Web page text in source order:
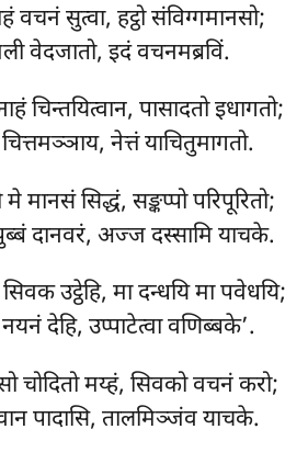
वचनं सुत्वा, हट्ठो संविग्गमानसो;
वेदजातो, इदं वचनमब्रविं.
चिन्तयित्वान, पासादतो इधागतो;
नेत्तं याचितुमागतो.
मे मानसं सिद्धं, सङ्कप्पो परिपूरितो;
दानवरं, अज्ज दस्सामि याचके.
सिवक उट्ठेहि, मा दन्धयि मा पवेधयि;
देहि, उप्पाटेत्वा वणिब्बके’.
चोदितो मय्हं, सिवको वचनं करो;
पादासि, तालमिञ्जंव याचके.